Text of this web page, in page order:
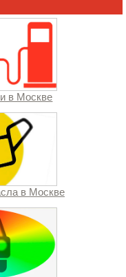
в Москве
в Москве